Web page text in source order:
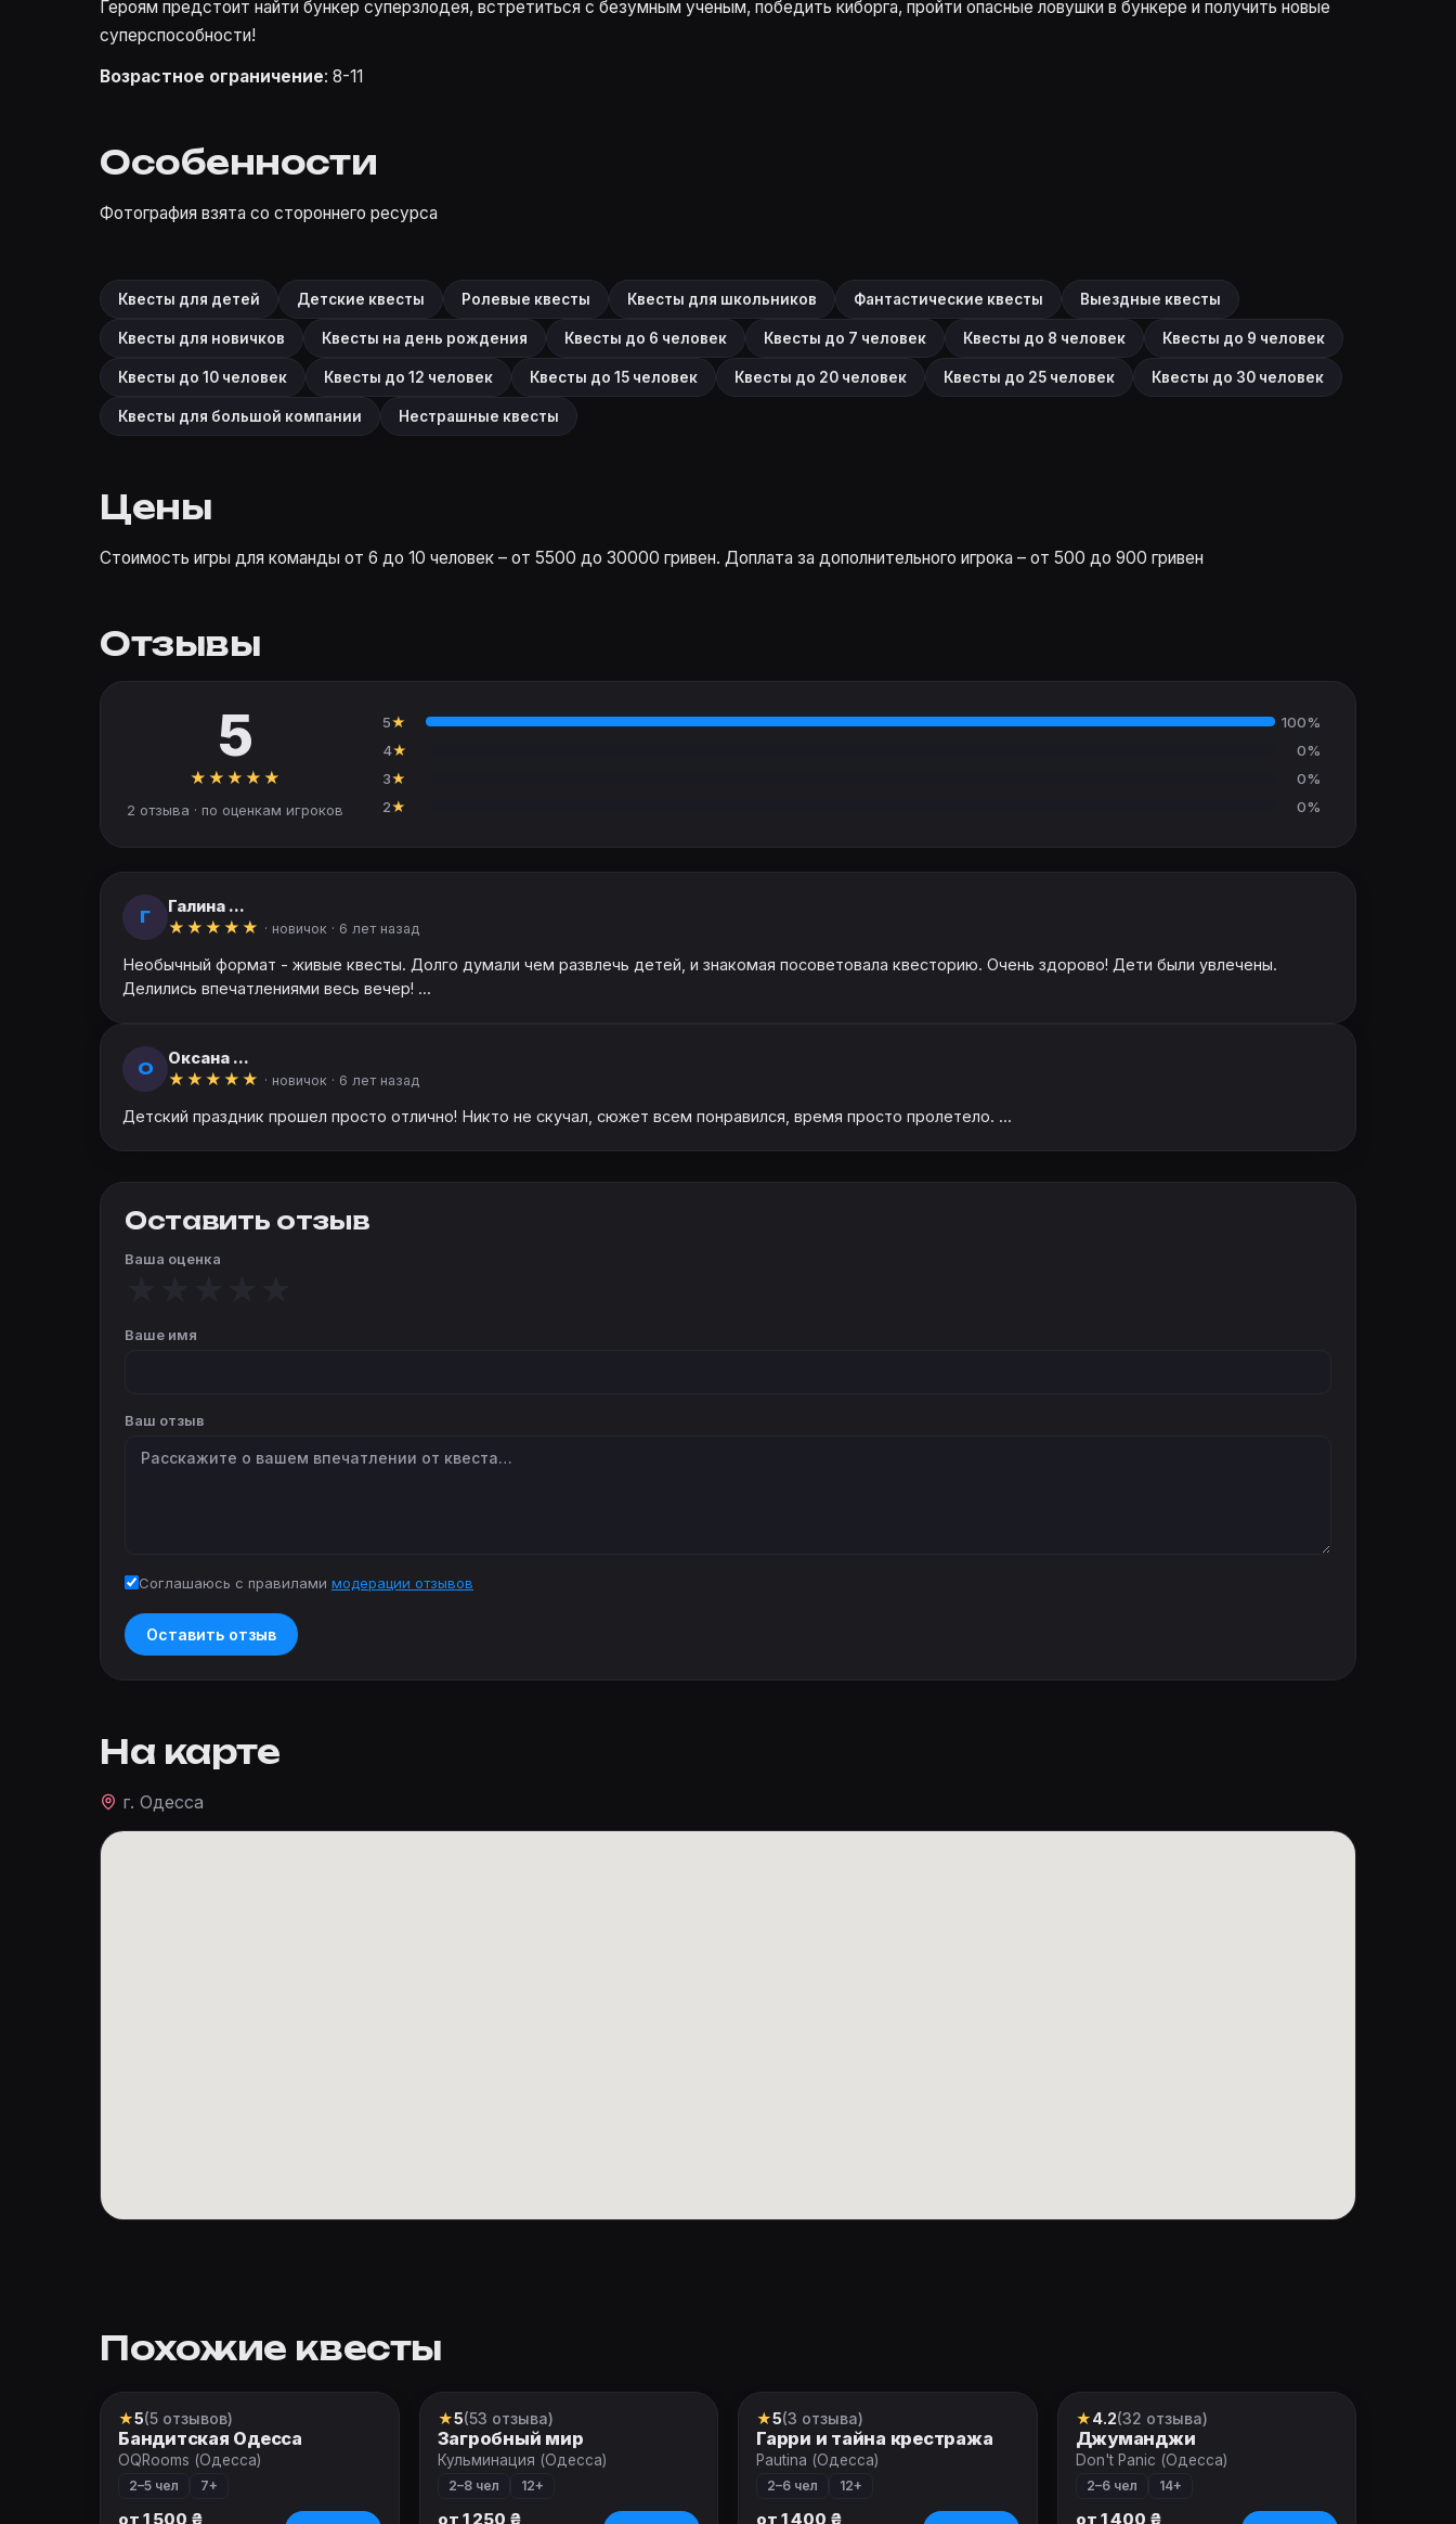
Героям предстоит найти бункер суперзлодея, встретиться с безумным ученым, победить киборга, пройти опасные ловушки в бункере и получить новые
суперспособности!
Возрастное ограничение: 8-11
Особенности
Фотография взята со стороннего ресурса
Квесты для детей Детские квесты Ролевые квесты Квесты для школьников Фантастические квесты Выездные квесты
Квесты для новичков Квесты на день рождения Квесты до 6 человек Квесты до 7 человек Квесты до 8 человек Квесты до 9 человек
Квесты до 10 человек Квесты до 12 человек Квесты до 15 человек Квесты до 20 человек Квесты до 25 человек Квесты до 30 человек
Квесты для большой компании Нестрашные квесты
Цены
Стоимость игры для команды от 6 до 10 человек – от 5500 до 30000 гривен. Доплата за дополнительного игрока – от 500 до 900 гривен
Отзывы
5
★ ★ ★ ★ ★
2 отзыва · по оценкам игроков
5★
100%
4★
0%
3★
0%
2★ 0%
Г
Галина ...
★ ★ ★ ★ ★ · новичок · 6 лет назад
Необычный формат - живые квесты. Долго думали чем развлечь детей, и знакомая посоветовала квесторию. Очень здорово! Дети были увлечены.
Делились впечатлениями весь вечер! ...
О
Оксана ...
★ ★ ★ ★ ★ · новичок · 6 лет назад
Детский праздник прошел просто отлично! Никто не скучал, сюжет всем понравился, время просто пролетело. ...
Оставить отзыв
Ваша оценка
Ваше имя
Ваш отзыв
Соглашаюсь с правилами модерации отзывов
Оставить отзыв
На карте
г. Одесса
Похожие квесты
Квест
★5(5 отзывов)
Бандитская Одесса
OQRooms (Одесса)
2–5 чел 7+
от 1 500 ₴
Перформанс
★5(53 отзыва)
Загробный мир
Кульминация (Одесса)
2–8 чел 12+
от 1 250 ₴
Квест
★5(3 отзыва)
Гарри и тайна крестража
Pautina (Одесса)
2–6 чел 12+
от 1 400 ₴
Квест
★4.2(32 отзыва)
Джуманджи
Don't Panic (Одесса)
2–6 чел 14+
от 1 400 ₴